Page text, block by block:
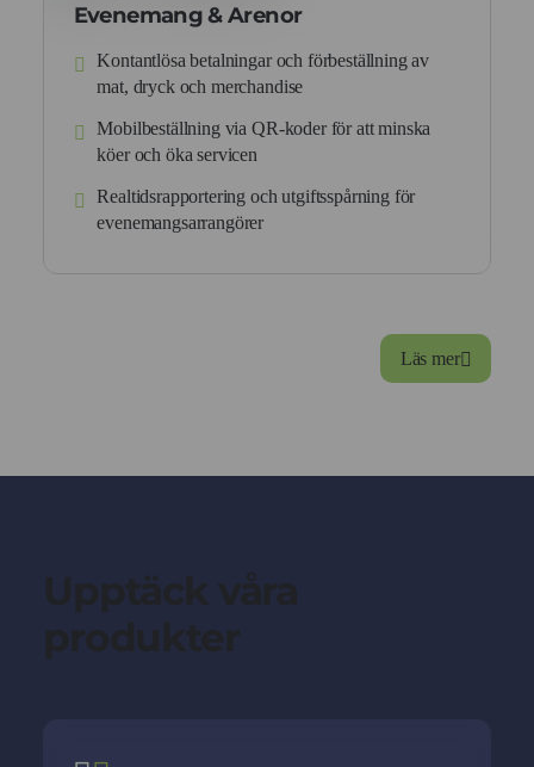
Evenemang & Arenor
Kontantlösa betalningar och förbeställning av
mat, dryck och merchandise
Mobilbeställning via QR-koder för att minska
köer och öka servicen
Realtidsrapportering och utgiftsspårning för
evenemangsarrangörer
Läs mer
Upptäck våra
produkter